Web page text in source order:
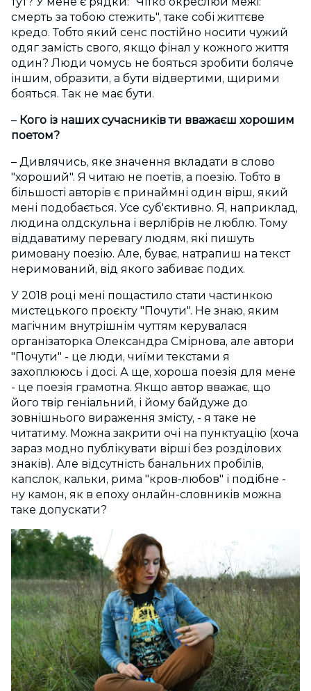
смерть за тобою стежить", таке собі життєве
кредо. Тобто який сенс постійно носити чужий
одяг замість свого, якщо фінал у кожного життя
один? Люди чомусь не бояться зробити боляче
іншим, образити, а бути відвертими, щирими
бояться. Так не має бути.
– Кого із наших сучасників ти вважаєш хорошим
поетом?
– Дивлячись, яке значення вкладати в слово
"хороший". Я читаю не поетів, а поезію. Тобто в
більшості авторів є принаймні один вірш, який
мені подобається. Усе суб'єктивно. Я, наприклад,
людина олдскульна і верлібрів не люблю. Тому
віддаватиму перевагу людям, які пишуть
римовану поезію. Але, буває, натрапиш на текст
неримований, від якого забиває подих.
У 2018 році мені пощастило стати частинкою
мистецького проєкту "Почути". Не знаю, яким
магічним внутрішнім чуттям керувалася
організаторка Олександра Смірнова, але автори
"Почути" - це люди, чиїми текстами я
захоплююсь і досі. А ще, хороша поезія для мене
- це поезія грамотна. Якщо автор вважає, що
його твір геніальний, і йому байдуже до
зовнішнього вираження змісту, - я таке не
читатиму. Можна закрити очі на пунктуацію (хоча
зараз модно публікувати вірші без розділових
знаків). Але відсутність банальних пробілів,
капслок, кальки, рима "кров-любов" і подібне -
ну камон, як в епоху онлайн-словників можна
таке допускати?